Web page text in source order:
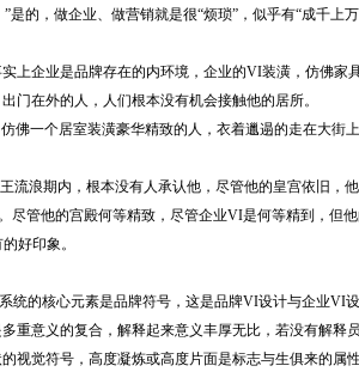
的，做企业、做营销就是很“烦琐”，似乎有“成千上
上企业是品牌存在的内环境，企业的VI装潢，仿佛家
门在外的人，人们根本没有机会接触他的居所。
一个居室装潢豪华精致的人，衣着邋遢的走在大街
流浪期内，根本没有人承认他，尽管他的皇宫依旧，
尽管他的宫殿何等精致，尽管企业VI是何等精到，但
好印象。
的核心元素是品牌符号，这是品牌VI设计与企业VI设
重意义的复合，解释起来意义丰厚无比，若没有解释
视觉符号，高度凝炼或高度片面是标志与生俱来的属性